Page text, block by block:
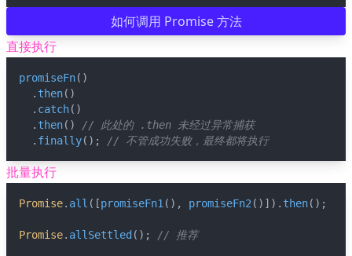
如何调用 Promise 方法
直接执行
promiseFn()
  .
then()
  .
catch()
  .
then()
// 此处的 .then 未经过异常捕获
  .
finally(); // 不管成功失败，最终都将执行
批量执行
Promise. all ([promiseFn1 (), promiseFn2 ()]). then();
Promise. allSettled (); // 推荐